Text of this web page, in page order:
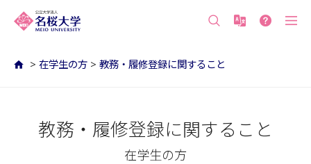
> 在学生の方 > 教務・履修登録に関すること
教務・履修登録に関すること
在学生の方